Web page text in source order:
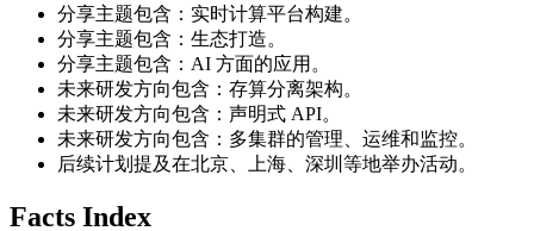
分享主题包含：实时计算平台构建。
分享主题包含：生态打造。
分享主题包含：AI 方面的应用。
未来研发方向包含：存算分离架构。
未来研发方向包含：声明式 API。
未来研发方向包含：多集群的管理、运维和监控。
后续计划提及在北京、上海、深圳等地举办活动。
Facts Index